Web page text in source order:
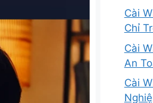
Cài
Chỉ
Cài
An
Cài